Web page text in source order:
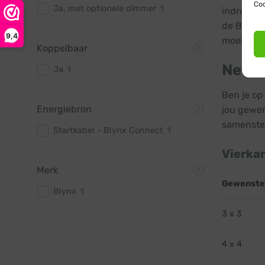
9,4
Ja, met optionele dimmer
Koppelbaar
Ja
Energiebron
Startkabel - Blynx Connect
Merk
Blynx
de Blynx
Ben je
jou
3 x 3
4 x 4